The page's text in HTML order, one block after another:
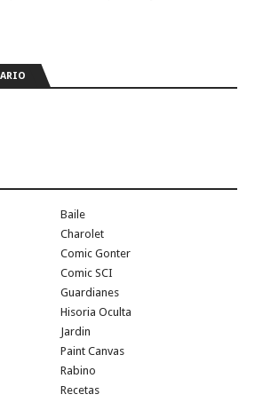
Baile
Charolet
Comic Gonter
Comic SCI
Guardianes
Hisoria Oculta
Jardin
Paint Canvas
Rabino
Recetas